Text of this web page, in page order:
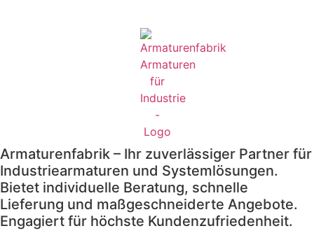
Armaturenfabrik – Ihr zuverlässiger Partner für
Industriearmaturen und Systemlösungen.
Bietet individuelle Beratung, schnelle
Lieferung und maßgeschneiderte Angebote.
Engagiert für höchste Kundenzufriedenheit.